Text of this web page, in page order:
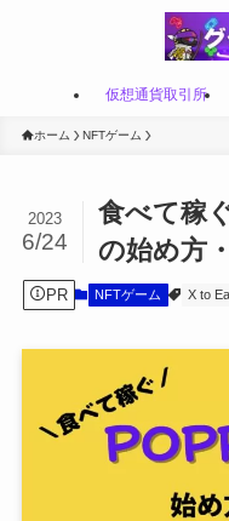
仮想通貨取引所
ホーム NFTゲーム
食べて稼
の始め方
2023
6/24
PR NFTゲーム X to